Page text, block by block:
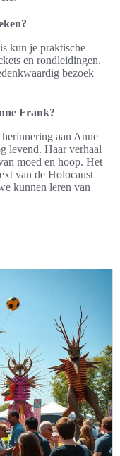
kun je praktische
en rondleidingen.
bezoek
Frank?
aan Anne
levend. Haar verhaal
moed en hoop. Het
van de Holocaust
kunnen leren van